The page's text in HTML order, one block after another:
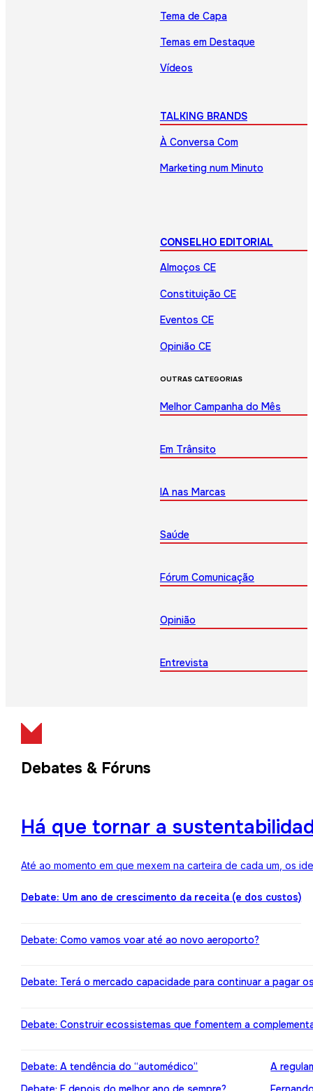
Tema de Capa
Temas em Destaque
Vídeos
TALKING BRANDS
À Conversa Com
Marketing num Minuto
CONSELHO EDITORIAL
Almoços CE
Constituição CE
Eventos CE
Opinião CE
OUTRAS CATEGORIAS
Melhor Campanha do Mês
Em Trânsito
IA nas Marcas
Saúde
Fórum Comunicação
Opinião
Entrevista
Debates & Fóruns
Há que tornar a
Até ao momento em que mexem na carteira de cada um, os
Debate: Um ano de crescimento da receita (e dos custos)
Debate: Como vamos voar até ao novo aeroporto?
Debate: Terá o mercado capacidade para continuar a pagar
Debate: Construir ecossistemas que fomentem a
Debate: A tendência do “automédico”
A